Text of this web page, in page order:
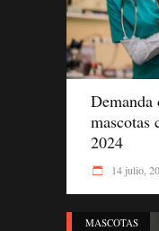
Demanda
mascotas
2024
14 julio,
MASCOTAS